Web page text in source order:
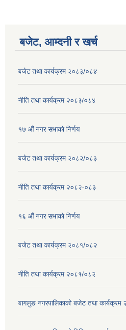
बजेट, आम्दनी र खर्च
बजेट तथा कार्यक्रम २०८३/०८४
नीति तथा कार्यक्रम २०८३/०८४
१७ ‌‍औं नगर सभाकाे निर्णय
बजेट तथा कार्यक्रम २०८२/०८३
नीति तथा कार्यक्रम २०८२-०८३
१६ ‌औं नगर सभाकाे निर्णय
बजेट तथा कार्यक्रम २०८१/०८२
नीति तथा कार्यक्रम २०८१/०८२
बागलुङ नगरपालिकाको बजेट तथा